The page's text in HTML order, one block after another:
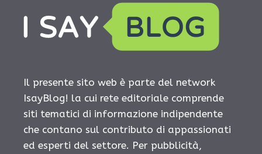
Il presente sito web è parte del network
IsayBlog! la cui rete editoriale comprende
siti tematici di informazione indipendente
che contano sul contributo di appassionati
ed esperti del settore. Per pubblicità,